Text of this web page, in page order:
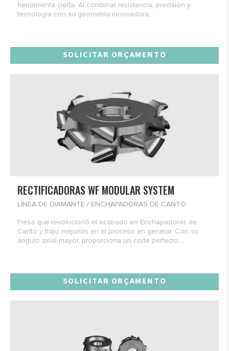
herramienta cierta. Al combinar resistencia, precisión y
tecnología con su geometría innovadora,...
SOLICITAR ORÇAMENTO
RECTIFICADORAS WF MODULAR SYSTEM
LÍNEA DE DIAMANTE / ENCHAPADORAS DE CANTO
Fresa que revolucionó el acabado en Enchapadoras de
Canto y trajo mejorías en el proceso en general. Con su
ángulo axial mayor, proporciona un corte perfecto,...
SOLICITAR ORÇAMENTO